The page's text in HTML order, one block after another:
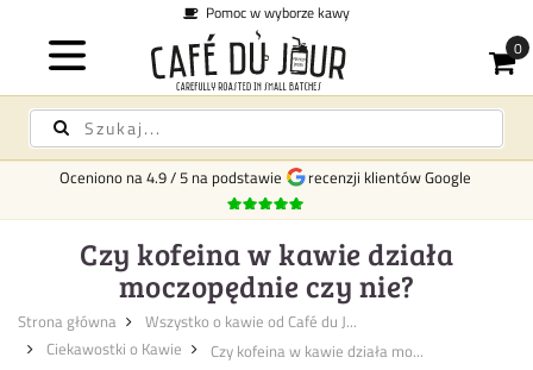
Pomoc w wyborze kawy
Oceniono na4.9/5 na podstawie recenzji klientów Google
Czy kofeina w kawie działa
moczopędnie czy nie?
Strona główna
Wszystko o kawie od Café du J...
Ciekawostki o Kawie
Czy kofeina w kawie działa mo...